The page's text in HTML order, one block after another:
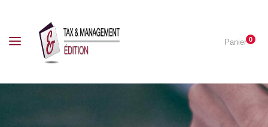
Panier0